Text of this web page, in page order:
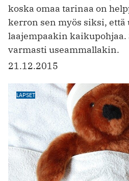
koska omaa tarinaa on
kerron sen myös siksi, että
laajempaakin kaikupohjaa.
varmasti useammallakin.
21.12.2015
LAPSET